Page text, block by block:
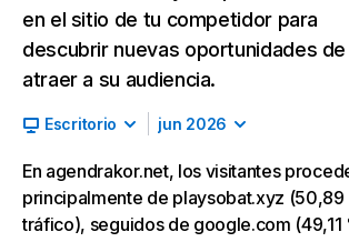
en el sitio de tu competidor para
descubrir nuevas oportunidades de
atraer a su audiencia.
Escritorio jun 2026
En agendrakor.net, los visitantes
principalmente de playsobat.xyz (50,89
tráfico), seguidos de google.com (49,11